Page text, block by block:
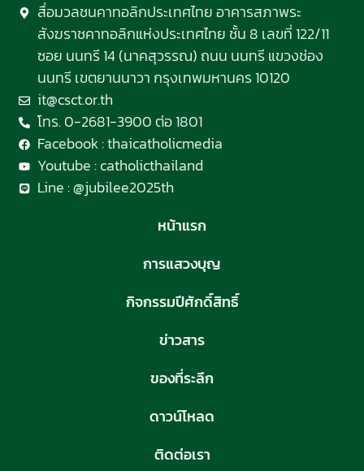
สื่อมวลชนคาทอลิกประเทศไทย อาคารสภาพระ
สังฆราชคาทอลิกแห่งประเทศไทย ชั้น 8 เลขที่ 122/11
ซอย นนทรี 14 (นาคสุวรรณ) ถนน นนทรี แขวงช่อง
นนทรี เขตยานนาวา กรุงเทพมหานคร 10120
it@csct.or.th
โทร. 0-2681-3900 ต่อ 1801
Facebook : thaicatholicmedia
Youtube : catholicthailand
Line : @jubilee2025th
หน้าแรก
การแสวงบุญ
กิจกรรมปีศักดิ์สิทธิ์
ข่าวสาร
ของที่ระลึก
ดาวน์โหลด
ติดต่อเรา